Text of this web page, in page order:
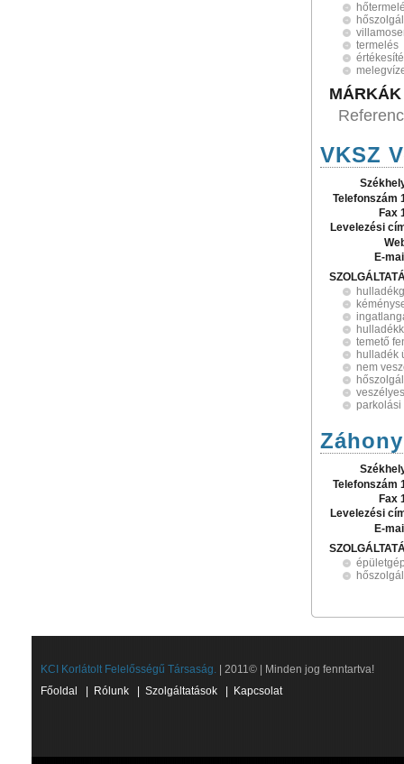
termelés
MÁRKÁK
VKSZ
Telefonszám
Fax
Levelezési
E-
temető
hulladék
nem
parkolási
Telefonszám
Fax
Levelezési
E-
KCI Korlátolt Felelősségű Társaság. | 2011© | Minden jog fenntartva!
Főoldal
Rólunk Szolgáltatások Kapcsolat